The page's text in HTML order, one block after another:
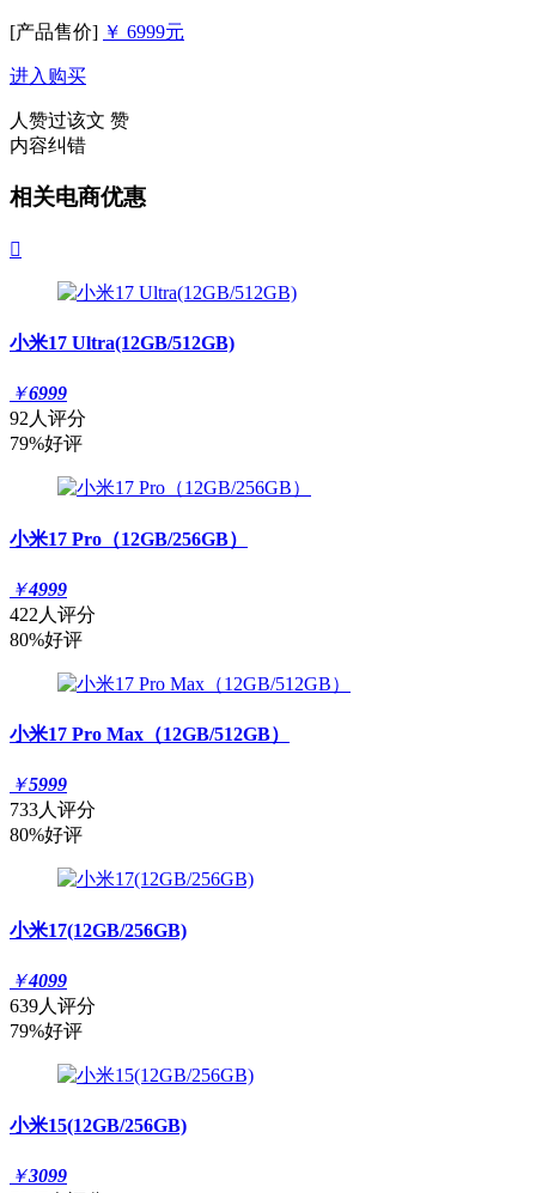
[产品售价] ￥ 6999元
进入购买
人赞过该文 赞
内容纠错
相关电商优惠

小米17 Ultra(12GB/512GB)
￥6999
92人评分
79%好评
小米17 Pro（12GB/256GB）
￥4999
422人评分
80%好评
小米17 Pro Max（12GB/512GB）
￥5999
733人评分
80%好评
小米17(12GB/256GB)
￥4099
639人评分
79%好评
小米15(12GB/256GB)
￥3099